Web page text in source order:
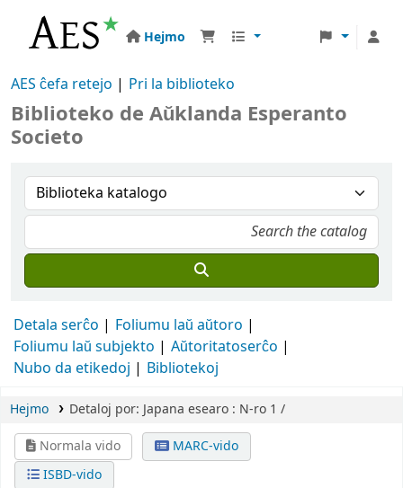
Hejmo
AES ĉefa retejo Pri la biblioteko
Biblioteko de Aŭklanda Esperanto
Societo
Detala serĉo
Foliumu laŭ aŭtoro
Foliumu laŭ subjekto
Aŭtoritatoserĉo
Nubo da etikedoj
Bibliotekoj
Hejmo Detaloj por: Japana esearo : N-ro 1 /
Normala vido
MARC-vido
ISBD-vido